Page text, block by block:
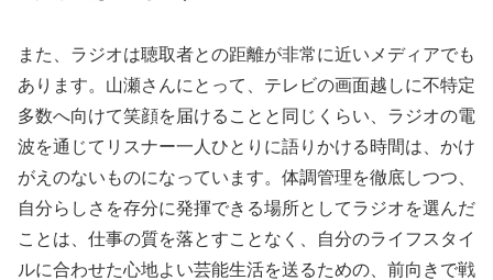
また、ラジオは聴取者との距離が非常に近いメディアでも
あります。山瀬さんにとって、テレビの画面越しに不特定
多数へ向けて笑顔を届けることと同じくらい、ラジオの電
波を通じてリスナー一人ひとりに語りかける時間は、かけ
がえのないものになっています。体調管理を徹底しつつ、
自分らしさを存分に発揮できる場所としてラジオを選んだ
ことは、仕事の質を落とすことなく、自分のライフスタイ
ルに合わせた心地よい芸能生活を送るための、前向きで戦